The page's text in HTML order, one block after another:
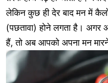
लेकिन कुछ ही देर बाद मन में
(पछतावा) होने लगता है।
हैं, तो अब आपको अपना मन